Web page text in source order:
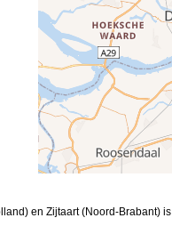
en Zijtaart (Noord-Brabant) is